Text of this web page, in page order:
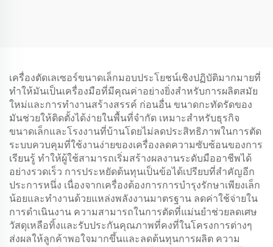
เครื่องตัดเลเซอร์ขนาดเล็กมอบประโยชน์เชิงปฏิบัติมากมายที่
ทำให้มันเป็นเครื่องมือที่มีคุณค่าอย่างยิ่งสำหรับการผลิตสมัย
ใหม่และการทำงานสร้างสรรค์ ก่อนอื่น ขนาดกะทัดรัดของ
มันช่วยให้ติดตั้งได้ง่ายในพื้นที่จำกัด เหมาะสำหรับธุรกิจ
ขนาดเล็กและโรงงานที่บ้านโดยไม่ลดประสิทธิภาพในการตัด
ระบบควบคุมที่ใช้งานง่ายของเครื่องลดความซับซ้อนของการ
เรียนรู้ ทำให้ผู้ใช้สามารถเริ่มสร้างผลงานระดับมืออาชีพได้
อย่างรวดเร็ว การประหยัดต้นทุนเป็นข้อได้เปรียบที่สำคัญอีก
ประการหนึ่ง เนื่องจากเครื่องต้องการการบำรุงรักษาเพียงเล็ก
น้อยและทำงานด้วยแหล่งพลังงานมาตรฐาน ลดค่าใช้จ่ายใน
การดำเนินงาน ความสามารถในการตัดที่แม่นยำช่วยลดเศษ
วัสดุเหลือทิ้งและรับประกันคุณภาพที่คงที่ในโครงการต่างๆ
ส่งผลให้ลูกค้าพอใจมากขึ้นและลดต้นทุนการผลิต ความ